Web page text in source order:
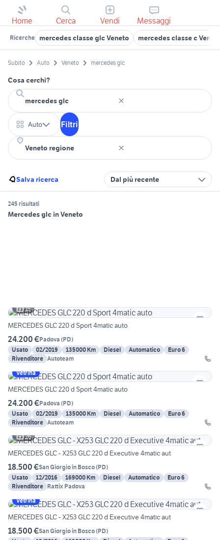
Home Cerca Vendi Messaggi
Ricerche mercedes classe glc Veneto mercedes classe c
Subito Auto Veneto mercedes glc
Cosa cerchi?
Auto Filtri
Salva ricerca Dal più recente
245 risultati
Mercedes glc in Veneto
15
MERCEDES GLC 220 d Sport 4matic auto
24.200 €Padova (PD)
Usato
02/2019 135000 Km Diesel Automatico
Euro 6
Rivenditore Autoteam
Vetrina
MERCEDES GLC 220 d Sport 4matic auto
24.200 €Padova (PD)
Usato
02/2019 135000 Km Diesel Automatico
Euro 6
Rivenditore Autoteam
26
MERCEDES GLC - X253 GLC 220 d Executive 4matic aut
18.500 €San Giorgio in Bosco(PD)
Usato
12/2016 169000 Km Diesel Automatico
Euro 6
Rivenditore Rattix Padova
Vetrina
MERCEDES GLC - X253 GLC 220 d Executive 4matic aut
18.500 €San Giorgio in Bosco(PD)